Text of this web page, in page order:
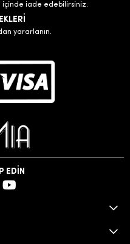
içinde iade edebilirsiniz.
yararlanın.
EDİN